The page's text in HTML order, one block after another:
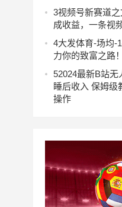
3视频号新赛道
成收益，一条视
4大发体育-场均-
力你的致富之路！
52024最新B站
睡后收入 保姆
操作